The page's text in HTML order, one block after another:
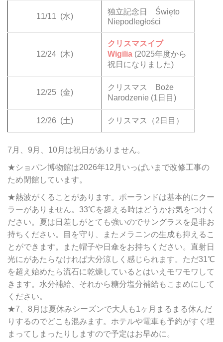
11/11 (水)
独立記念日 Święto
Niepodległości
12/24 (木)
クリスマスイブ
Wigilia (2025年度から
祝日になりました)
12/25 (金)
クリスマス Boże
Narodzenie (1日目)
12/26 (土) クリスマス（2日目）
7月、9月、10月は祝日がありません。
★ショパン博物館は2026年12月いっぱいまで改修工事の
ため閉館しています。
★熱波がくることがあります。ポーランドは基本的にクー
ラーがありません。33℃を超える時はどうかお気をつけく
ださい。夏は日差しがとても強いのでサングラスを是非お
持ちください。目を守り、またメラニンの生成も抑えるこ
とができます。また帽子や日傘をお持ちください。直射日
光にがあたらなければ大分涼しく感じられます。ただ31℃
を超え始めたら流石に乾燥しているとはいえモワモワして
きます。水分補給、それから糖分塩分補給もこまめにして
ください。
★7、8月は夏休みシーズンで大人も1ヶ月まるまる休んだ
りするのでどこも混みます。ホテルや電車も予約がすぐ埋
まってしまったりしますので予定はお早めに。